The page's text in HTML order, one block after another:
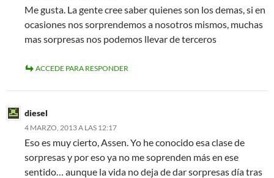
Me gusta. La gente cree saber quienes son los demas, si en
ocasiones nos sorprendemos a nosotros mismos, muchas
mas sorpresas nos podemos llevar de terceros
ACCEDE PARA RESPONDER
diesel
4 MARZO, 2013 A LAS 12:17
Eso es muy cierto, Assen. Yo he conocido esa clase de
sorpresas y por eso ya no me soprenden más en ese
sentido… aunque la vida no deja de dar sorpresas día tras